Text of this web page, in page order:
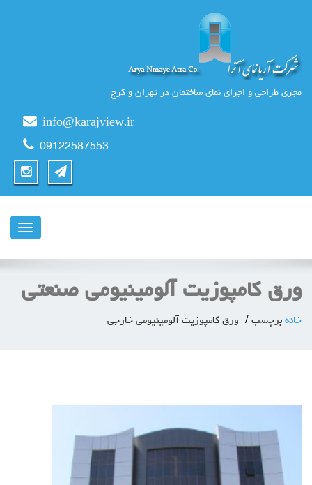
مجری طراحی و اجرای نمای ساختمان در تهران و کرج
info@karajview.ir
09122587553
ناوبری
ورق کامپوزیت آلومینیومی صنعتی
خانه برچسب ورق کامپوزیت آلومینیومی خارجی